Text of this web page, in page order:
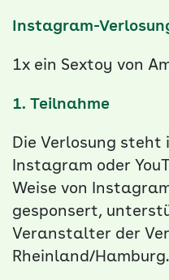
Instagram-
1x ein Sextoy von
1. Teilnahme
Die Verlosung steht
Instagram oder
Weise von
gesponsert,
Veranstalter der
Rheinland/Hamburg.